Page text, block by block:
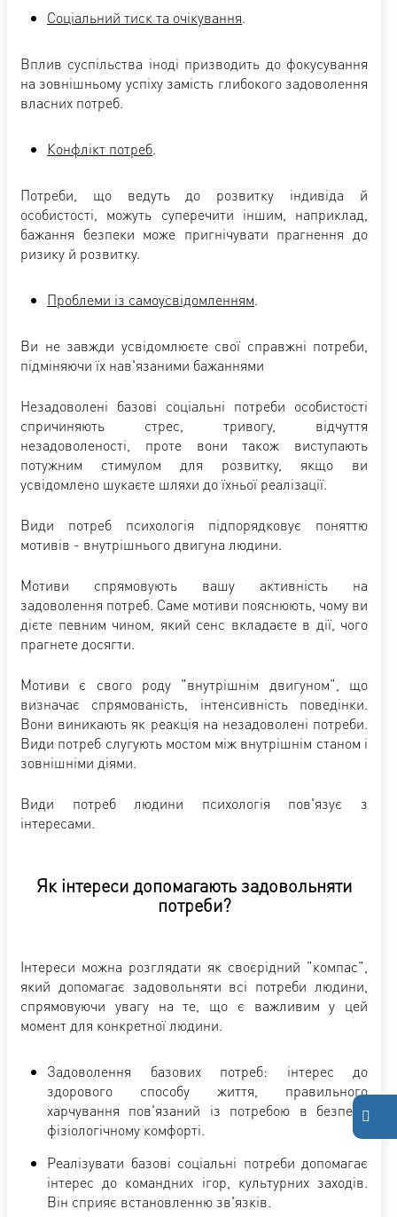
Соціальний тиск та очікування.
Вплив суспільства іноді призводить до фокусування
на зовнішньому успіху замість глибокого задоволення
власних потреб.
Конфлікт потреб.
Потреби, що ведуть до розвитку індивіда й
особистості, можуть суперечити іншим, наприклад,
бажання безпеки може пригнічувати прагнення до
ризику й розвитку.
Проблеми із самоусвідомленням.
Ви не завжди усвідомлюєте свої справжні потреби,
підміняючи їх нав'язаними бажаннями
Незадоволені базові соціальні потреби особистості
спричиняють стрес, тривогу, відчуття
незадоволеності, проте вони також виступають
потужним стимулом для розвитку, якщо ви
усвідомлено шукаєте шляхи до їхньої реалізації.
Види потреб психологія підпорядковує поняттю
мотивів - внутрішнього двигуна людини.
Мотиви спрямовують вашу активність на
задоволення потреб. Саме мотиви пояснюють, чому ви
дієте певним чином, який сенс вкладаєте в дії, чого
прагнете досягти.
Мотиви є свого роду "внутрішнім двигуном", що
визначає спрямованість, інтенсивність поведінки.
Вони виникають як реакція на незадоволені потреби.
Види потреб слугують мостом між внутрішнім станом і
зовнішніми діями.
Види потреб людини психологія пов'язує з
інтересами.
Як інтереси допомагають задовольняти
потреби?
Інтереси можна розглядати як своєрідний "компас",
який допомагає задовольняти всі потреби людини,
спрямовуючи увагу на те, що є важливим у цей
момент для конкретної людини.
Задоволення базових потреб: інтерес до
здорового способу життя, правильного
харчування пов'язаний із потребою в безпеці,
фізіологічному комфорті.
Реалізувати базові соціальні потреби допомагає
інтерес до командних ігор, культурних заходів.
Він сприяє встановленню зв'язків.